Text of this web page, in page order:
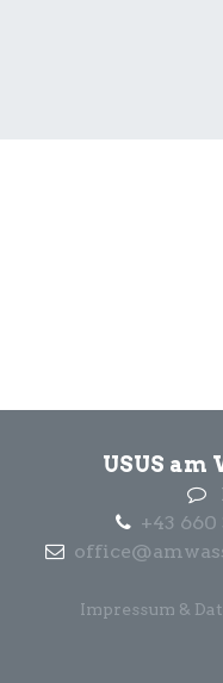
USUS am
+43 660
Impressum &